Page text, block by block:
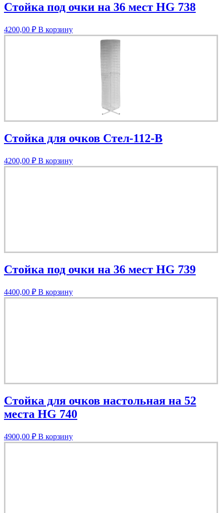
Стойка под очки на 36 мест HG 738
4200,00 ₽ В корзину
Стойка для очков Стел-112-В
4200,00 ₽ В корзину
Стойка под очки на 36 мест HG 739
4400,00 ₽ В корзину
Стойка для очков настольная на 52
места HG 740
4900,00 ₽ В корзину